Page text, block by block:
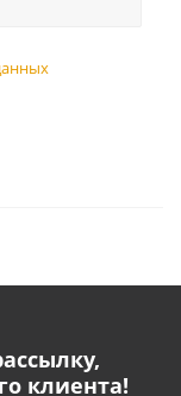
клиента!